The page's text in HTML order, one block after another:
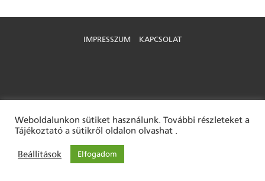
IMPRESSZUM KAPCSOLAT
Weboldalunkon sütiket használunk. További részleteket a
Tájékoztató a sütikről oldalon olvashat .
Beállítások Elfogadom